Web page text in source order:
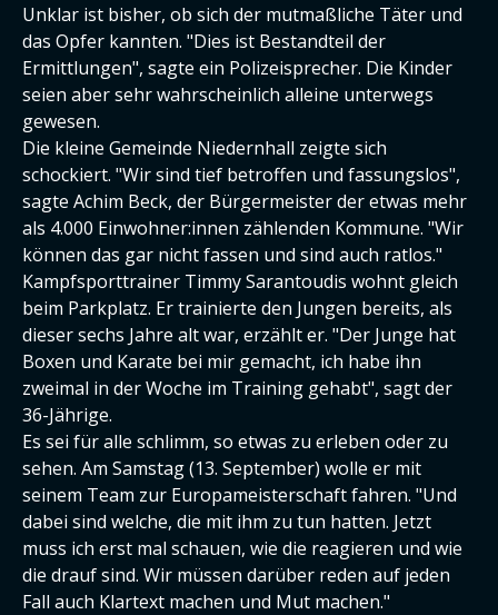
Unklar ist bisher, ob sich der mutmaßliche Täter und
das Opfer kannten. "Dies ist Bestandteil der
Ermittlungen", sagte ein Polizeisprecher. Die Kinder
seien aber sehr wahrscheinlich alleine unterwegs
gewesen.
Die kleine Gemeinde Niedernhall zeigte sich
schockiert. "Wir sind tief betroffen und fassungslos",
sagte Achim Beck, der Bürgermeister der etwas mehr
als 4.000 Einwohner:innen zählenden Kommune. "Wir
können das gar nicht fassen und sind auch ratlos."
Kampfsporttrainer Timmy Sarantoudis wohnt gleich
beim Parkplatz. Er trainierte den Jungen bereits, als
dieser sechs Jahre alt war, erzählt er. "Der Junge hat
Boxen und Karate bei mir gemacht, ich habe ihn
zweimal in der Woche im Training gehabt", sagt der
36-Jährige.
Es sei für alle schlimm, so etwas zu erleben oder zu
sehen. Am Samstag (13. September) wolle er mit
seinem Team zur Europameisterschaft fahren. "Und
dabei sind welche, die mit ihm zu tun hatten. Jetzt
muss ich erst mal schauen, wie die reagieren und wie
die drauf sind. Wir müssen darüber reden auf jeden
Fall auch Klartext machen und Mut machen."